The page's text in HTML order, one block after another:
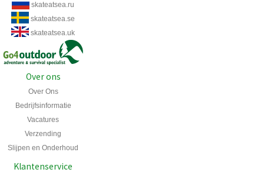
skateatsea.ru
skateatsea.se
skateatsea.uk
Over ons
Over Ons
Bedrijfsinformatie
Vacatures
Verzending
Slijpen en Onderhoud
Klantenservice